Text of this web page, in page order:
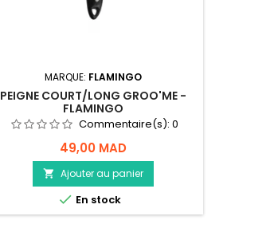
MARQUE: FLAMINGO
PEIGNE COURT/LONG GROO'ME -
FLAMINGO
Commentaire(s): 0
49,00 MAD
 Ajouter au panier
 En stock